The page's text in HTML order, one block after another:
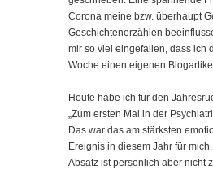
Corona meine bzw. überhaupt
Geschichtenerzählen
mir so viel eingefallen, dass ich
Woche einen eigenen
Heute habe ich für den
„Zum ersten Mal in der
Das war das am stärksten
Ereignis in diesem Jahr für
Absatz ist persönlich aber nicht